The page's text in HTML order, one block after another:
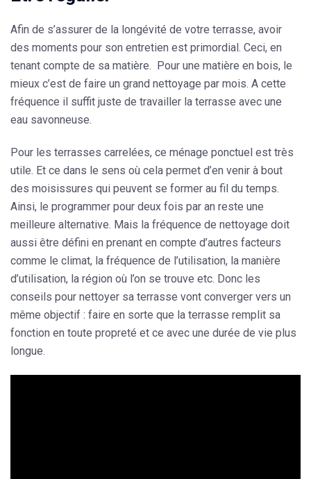
Afin de s’assurer de la longévité de votre terrasse, avoir
des moments pour son entretien est primordial. Ceci, en
tenant compte de sa matière. Pour une matière en bois, le
mieux c’est de faire un grand nettoyage par mois. A cette
fréquence il suffit juste de travailler la terrasse avec une
eau savonneuse.
Pour les terrasses carrelées, ce ménage ponctuel est très
utile. Et ce dans le sens où cela permet d’en venir à bout
des moisissures qui peuvent se former au fil du temps.
Ainsi, le programmer pour deux fois par an reste une
meilleure alternative. Mais la fréquence de nettoyage doit
aussi être défini en prenant en compte d’autres facteurs
comme le climat, la fréquence de l’utilisation, la manière
d’utilisation, la région où l’on se trouve etc. Donc les
conseils pour nettoyer sa terrasse vont converger vers un
même objectif : faire en sorte que la terrasse remplit sa
fonction en toute propreté et ce avec une durée de vie plus
longue.